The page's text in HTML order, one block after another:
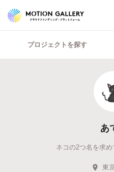
プロジェクトを探す
あ
ネコの2つ名を求
東